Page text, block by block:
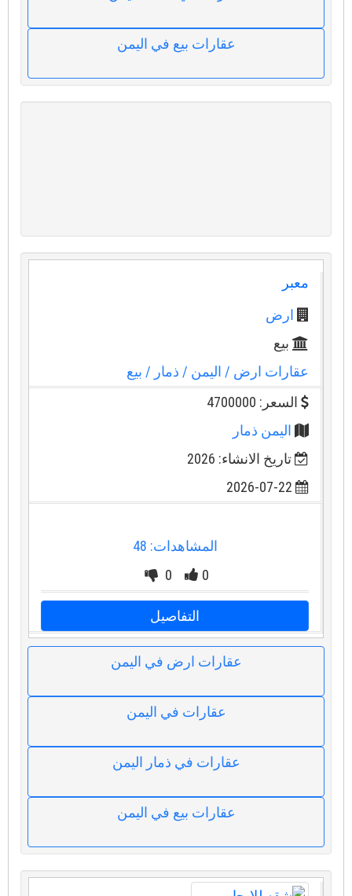
عقارات بيع في اليمن
معبر
ارض
بيع
عقارات ارض / اليمن/ ذمار / بيع
السعر: 4700000
اليمن ذمار
تاريخ الانشاء: 2026
2026-07-22
المشاهدات: 48
0
0
التفاصيل
عقارات ارض في اليمن
عقارات في اليمن
عقارات في ذمار اليمن
عقارات بيع في اليمن